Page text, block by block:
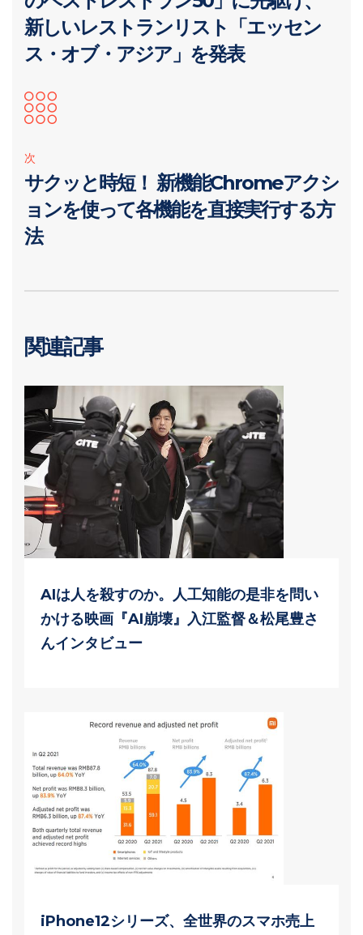
新しいレストランリスト「エッセン
ス・オブ・アジア」を発表
次
サクッと時短！ 新機能Chromeアクシ
ョンを使って各機能を直接実行する方
法
関連記事
AIは人を殺すのか。人工知能の是非を問い
かける映画『AI崩壊』入江監督＆松尾豊さ
んインタビュー
iPhone12シリーズ、全世界のスマホ売上